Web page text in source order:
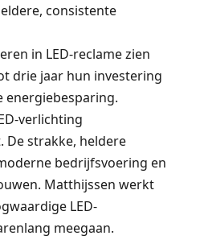
consistente
in LED-reclame zien
drie jaar hun investering
verlichting
strakke, heldere
bedrijfsvoering en
Matthijssen werkt
LED-
meegaan.